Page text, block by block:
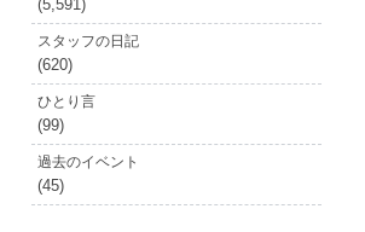
(5,591)
スタッフの日記
(620)
ひとり言
(99)
過去のイベント
(45)